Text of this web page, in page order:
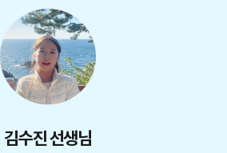
김수진 선생님